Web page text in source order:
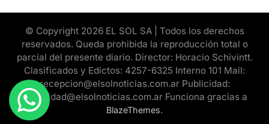
© Copyright 2026 EL SOL SA | Todos los derechos
reservados. Queda prohibida la reproducción total o
parcial del presente diario. Director: Horacio Schivintt.
Clasificados y Edictos: 4257-6325 Interno 101 Mail:
recepcion@elsolnoticias.com.ar Publicidad:
publicidad@elsolnoticias.com.ar Funciona gracias a
BlazeThemes.